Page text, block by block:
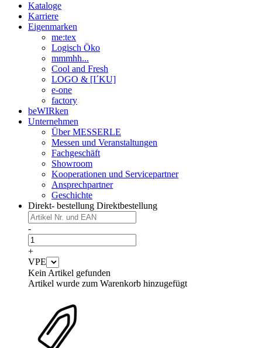
Kataloge
Karriere
Eigenmarken
me:tex
Logisch Öko
mmmhh...
Cool and Fresh
LOGO & [I´KU]
e-one
factory
beWIRken
Unternehmen
Über MESSERLE
Messen und Veranstaltungen
Fachgeschäft
Showroom
Kooperationen und Servicepartner
Ansprechpartner
Geschichte
Direkt- bestellung Direktbestellung
-
+
VPE
Kein Artikel gefunden
Artikel wurde zum Warenkorb hinzugefügt